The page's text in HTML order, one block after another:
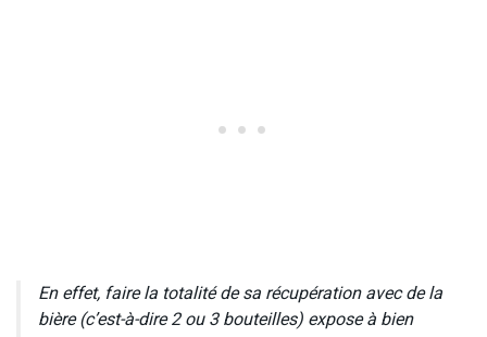
En effet, faire la totalité de sa récupération avec de la
bière (c’est-à-dire 2 ou 3 bouteilles) expose à bien